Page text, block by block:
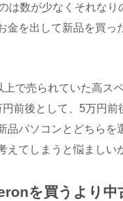
は数が少なくそれなり
金を出して新品を買っ
上で売られていた高ス
前後として、5万円前
品パソコンとどちらを
えてしまうと悩ましい
を買うより中